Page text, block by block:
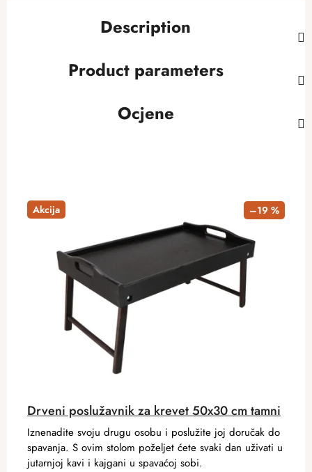
Description
Product parameters
Ocjene
Akcija –19 %
Drveni poslužavnik za krevet 50x30 cm tamni
Iznenadite svoju drugu osobu i poslužite joj doručak do
spavanja. S ovim stolom poželjet ćete svaki dan uživati ​​u
jutarnjoj kavi i kajgani u spavaćoj sobi.